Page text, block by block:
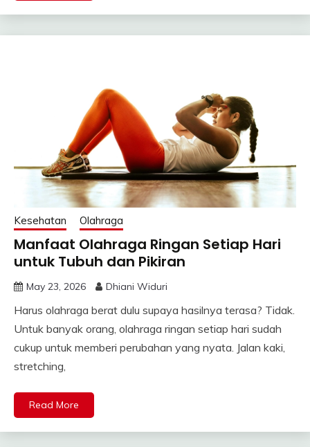
Kesehatan Olahraga
Manfaat Olahraga Ringan Setiap Hari
untuk Tubuh dan Pikiran
May 23, 2026 Dhiani Widuri
Harus olahraga berat dulu supaya hasilnya terasa? Tidak.
Untuk banyak orang, olahraga ringan setiap hari sudah
cukup untuk memberi perubahan yang nyata. Jalan kaki,
stretching,
Read More